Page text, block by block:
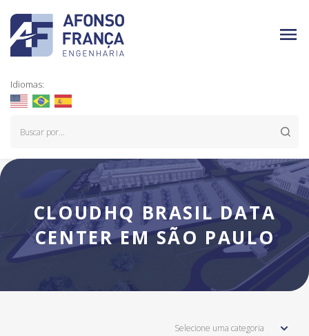
Idiomas:
CLOUDHQ BRASIL DATA
CENTER EM SÃO PAULO
Selecione uma categoria